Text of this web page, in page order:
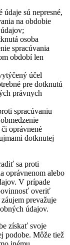
údaje sú nepresné,
na obdobie
osoba
spracúvania
období len
účel
pre dotknutú
právnych
spracúvaniu
oprávnené
dotknutej
sa proti
oprávnenom alebo
V prípade
overiť
prevažuje
údajov.
získať svoje
podobe. Môže tiež